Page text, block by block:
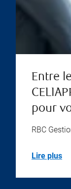
Entre
pour
RBC
Lire plus